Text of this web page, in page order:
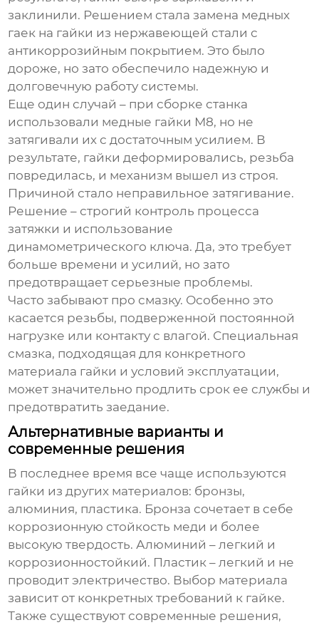
заклинили. Решением стала замена медных
гаек на гайки из нержавеющей стали с
антикоррозийным покрытием. Это было
дороже, но зато обеспечило надежную и
долговечную работу системы.
Еще один случай – при сборке станка
использовали медные гайки М8, но не
затягивали их с достаточным усилием. В
результате, гайки деформировались, резьба
повредилась, и механизм вышел из строя.
Причиной стало неправильное затягивание.
Решение – строгий контроль процесса
затяжки и использование
динамометрического ключа. Да, это требует
больше времени и усилий, но зато
предотвращает серьезные проблемы.
Часто забывают про смазку. Особенно это
касается резьбы, подверженной постоянной
нагрузке или контакту с влагой. Специальная
смазка, подходящая для конкретного
материала гайки и условий эксплуатации,
может значительно продлить срок ее службы и
предотвратить заедание.
Альтернативные варианты и
современные решения
В последнее время все чаще используются
гайки из других материалов: бронзы,
алюминия, пластика. Бронза сочетает в себе
коррозионную стойкость меди и более
высокую твердость. Алюминий – легкий и
коррозионностойкий. Пластик – легкий и не
проводит электричество. Выбор материала
зависит от конкретных требований к гайке.
Также существуют современные решения,